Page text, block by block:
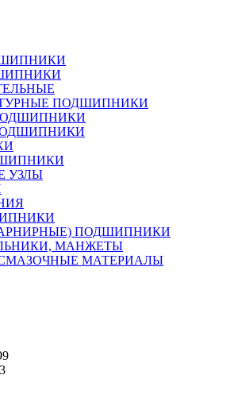
ПОДШИПНИКИ
УЗЛЫ
ПОДШИПНИКИ
МАНЖЕТЫ
МАТЕРИАЛЫ